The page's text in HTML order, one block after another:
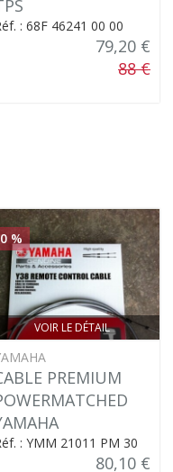
: 68F 46241 00 00
79,20 €
88 €
VOIR LE DÉTAIL
%
PREMIUM
: YMM 21011 PM 30
80,10 €